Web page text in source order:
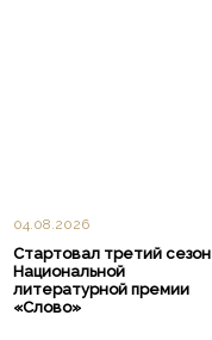
04.08.2026
Стартовал третий сезон
Национальной
литературной премии
«Слово»